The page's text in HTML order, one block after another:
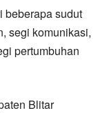
beberapa sudut
segi komunikasi,
pertumbuhan
Blitar